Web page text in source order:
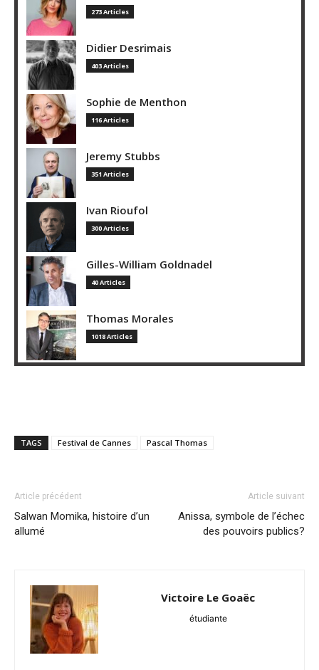
273 Articles
Didier Desrimais
403 Articles
Sophie de Menthon
116 Articles
Jeremy Stubbs
351 Articles
Ivan Rioufol
300 Articles
Gilles-William Goldnadel
40 Articles
Thomas Morales
1018 Articles
TAGS Festival de Cannes Pascal Thomas
Article précédent
Salwan Momika, histoire d’un
allumé
Article suivant
Anissa, symbole de l’échec
des pouvoirs publics?
Victoire Le Goaëc
étudiante